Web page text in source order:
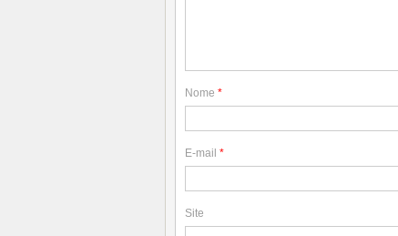
Nome *
E-mail *
Site